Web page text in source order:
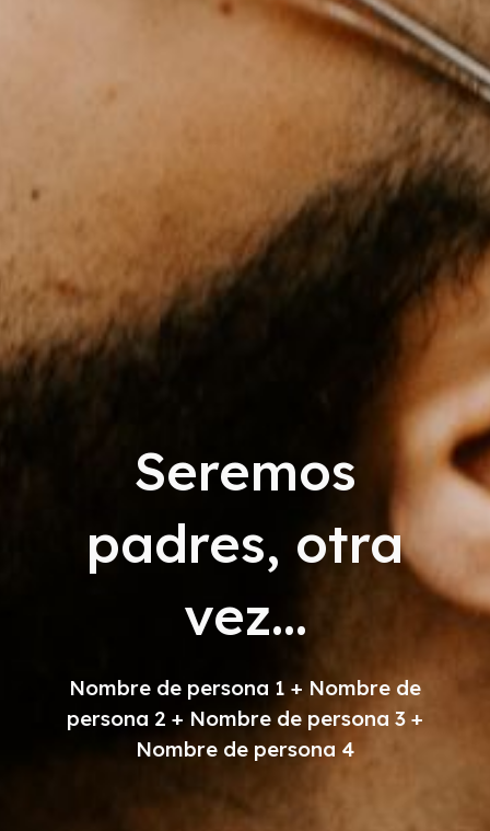
Seremos
padres, otra
vez...
Nombre de persona 1 + Nombre de
persona 2 + Nombre de persona 3 +
Nombre de persona 4